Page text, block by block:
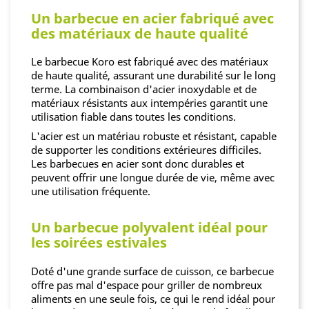
Un barbecue en acier fabriqué avec
des matériaux de haute qualité
Le barbecue Koro est fabriqué avec des matériaux
de haute qualité, assurant une durabilité sur le long
terme. La combinaison d'acier inoxydable et de
matériaux résistants aux intempéries garantit une
utilisation fiable dans toutes les conditions.
L'acier est un matériau robuste et résistant, capable
de supporter les conditions extérieures difficiles.
Les barbecues en acier sont donc durables et
peuvent offrir une longue durée de vie, même avec
une utilisation fréquente.
Un barbecue polyvalent idéal pour
les soirées estivales
Doté d'une grande surface de cuisson, ce barbecue
offre pas mal d'espace pour griller de nombreux
aliments en une seule fois, ce qui le rend idéal pour